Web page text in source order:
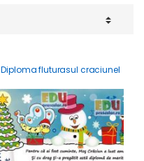
Diploma fluturasul craciunel